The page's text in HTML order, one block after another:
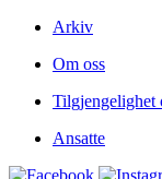
Arkiv
Om oss
Tilgjengelighet
Ansatte